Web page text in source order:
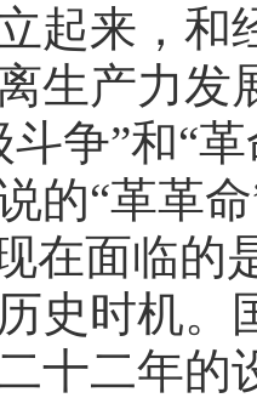
起来，和
生产力发
斗争”和“
的“革革
在面临的
史时机。
十二年的